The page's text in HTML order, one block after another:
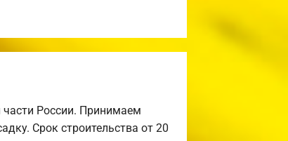
России. Принимаем
Срок строительства от 20